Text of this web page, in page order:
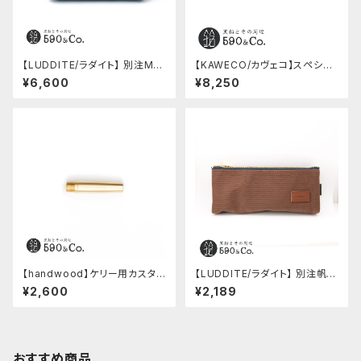
【LUDDITE/ラダイト】 別注MAY
Aレザーボートペンケース (ター
キーブルー)
¥6,600
【KAWECO/カヴェコ】スペシャ
ルペンシル(0.5mm)
¥8,250
【handwood】ケリー用カスタム
後軸 (真鍮)
¥2,600
【LUDDITE/ラダイト】 別注帆布
ベンディペンケース (コーヒー)
¥2,189